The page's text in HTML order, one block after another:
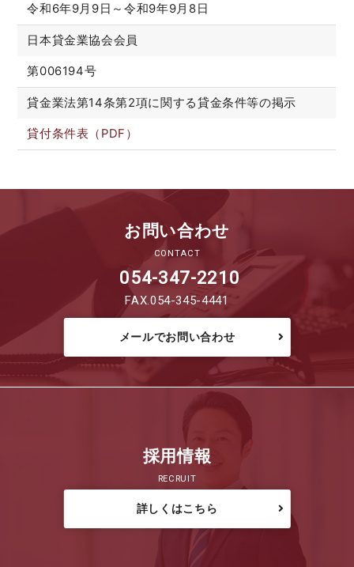
令和6年9月9日～令和9年9月8日
日本貸金業協会会員
第006194号
貸金業法第14条第2項に関する貸金条件等の掲示
貸付条件表（PDF）
お問い合わせ
CONTACT
054-347-2210
FAX.054-345-4441
メールでお問い合わせ
採用情報
RECRUIT
詳しくはこちら